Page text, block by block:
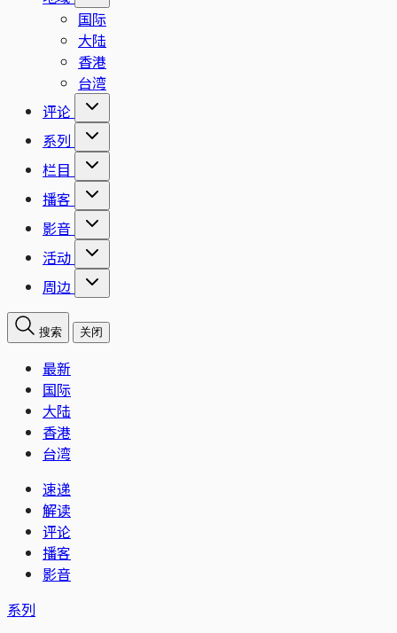
国际
大陆
香港
台湾
评论
系列
栏目
播客
影音
活动
周边
搜索 关闭
最新
国际
大陆
香港
台湾
速递
解读
评论
播客
影音
系列